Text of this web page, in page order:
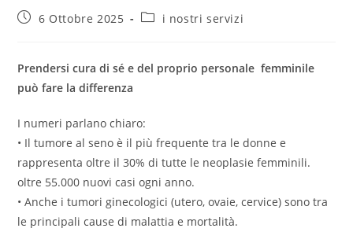
Articolo6 Ottobre 2025
Categoria
i nostri servizi
Prendersi cura di sé e del proprio personale femminile
può fare la differenza
I numeri parlano chiaro:
• Il tumore al seno è il più frequente tra le donne e
rappresenta oltre il 30% di tutte le neoplasie femminili.
oltre 55.000 nuovi casi ogni anno.
• Anche i tumori ginecologici (utero, ovaie, cervice) sono tra
le principali cause di malattia e mortalità.